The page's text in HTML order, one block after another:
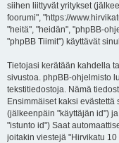
siihen liittyvät yritykset
foorumi", "https://
"heitä", "heidän", "phpBB-
"phpBB Tiimit") käyttävät
Tietojasi kerätään kahdella
sivustoa. phpBB-ohjelmisto
tekstitiedostoja. Nämä
Ensimmäiset kaksi
(jälkeenpäin "käyttäjän id")
"istunto id") Saat
joitakin viestejä "Hirvikatu